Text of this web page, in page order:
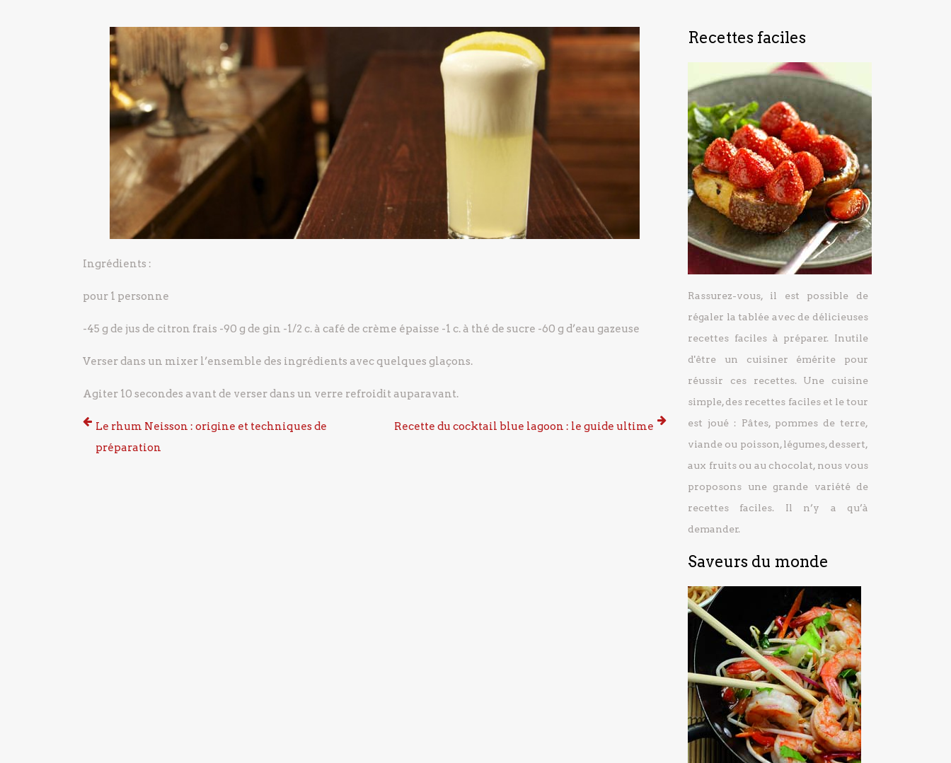
Ingrédients :
pour 1 personne
-45 g de jus de citron frais -90 g de gin -1/2 c. à café de crème épaisse -1 c. à thé de sucre -60 g d’eau gazeuse
Verser dans un mixer l’ensemble des ingrédients avec quelques glaçons.
Agiter 10 secondes avant de verser dans un verre refroidit auparavant.
Le rhum Neisson : origine et techniques de
préparation
Recette du cocktail blue lagoon : le guide ultime
Recettes faciles
Rassurez-vous, il est possible de
régaler la tablée avec de délicieuses
recettes faciles à préparer. Inutile
d'être un cuisiner émérite pour
réussir ces recettes. Une cuisine
simple, des recettes faciles et le tour
est joué : Pâtes, pommes de terre,
viande ou poisson, légumes, dessert,
aux fruits ou au chocolat, nous vous
proposons une grande variété de
recettes faciles. Il n’y a qu’à
demander.
Saveurs du monde